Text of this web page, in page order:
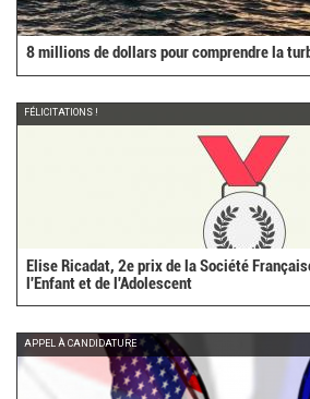
8 millions de dollars pour comprendre la
FÉLICITATIONS !
Elise Ricadat, 2e prix de la Société
l'Enfant et de l'Adolescent
APPEL À CANDIDATURE